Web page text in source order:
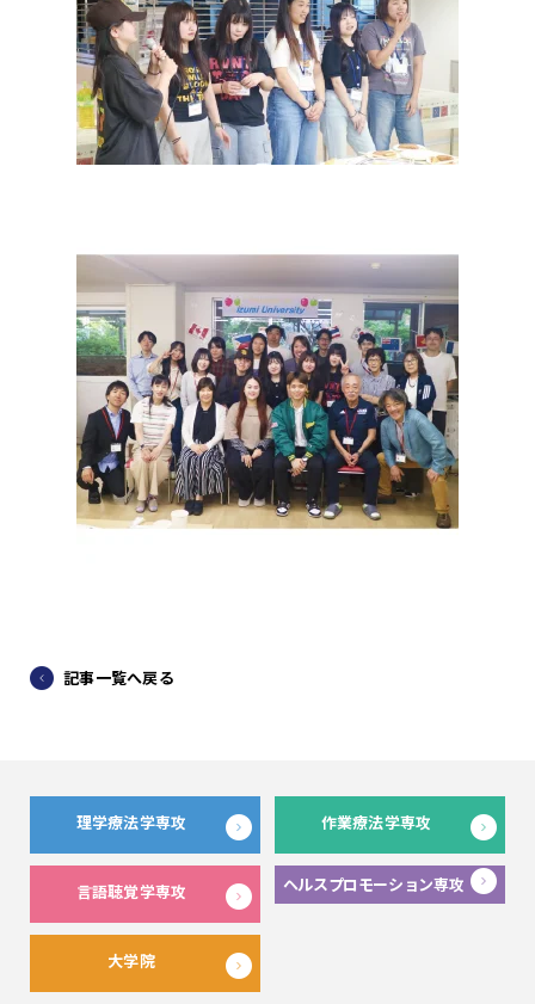
記事一覧へ戻る
理学療法学専攻 作業療法学専攻
言語聴覚学専攻 ヘルスプロモーション専攻
大学院